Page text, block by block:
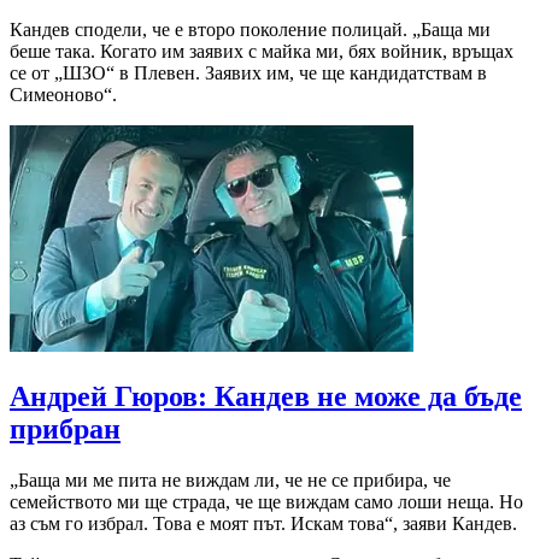
Кандев сподели, че е второ поколение полицай. „Баща ми
беше така. Когато им заявих с майка ми, бях войник, връщах
се от „ШЗО“ в Плевен. Заявих им, че ще кандидатствам в
Симеоново“.
Андрей Гюров: Кандев не може да бъде
прибран
„Баща ми ме пита не виждам ли, че не се прибира, че
семейството ми ще страда, че ще виждам само лоши неща. Но
аз съм го избрал. Това е моят път. Искам това“, заяви Кандев.